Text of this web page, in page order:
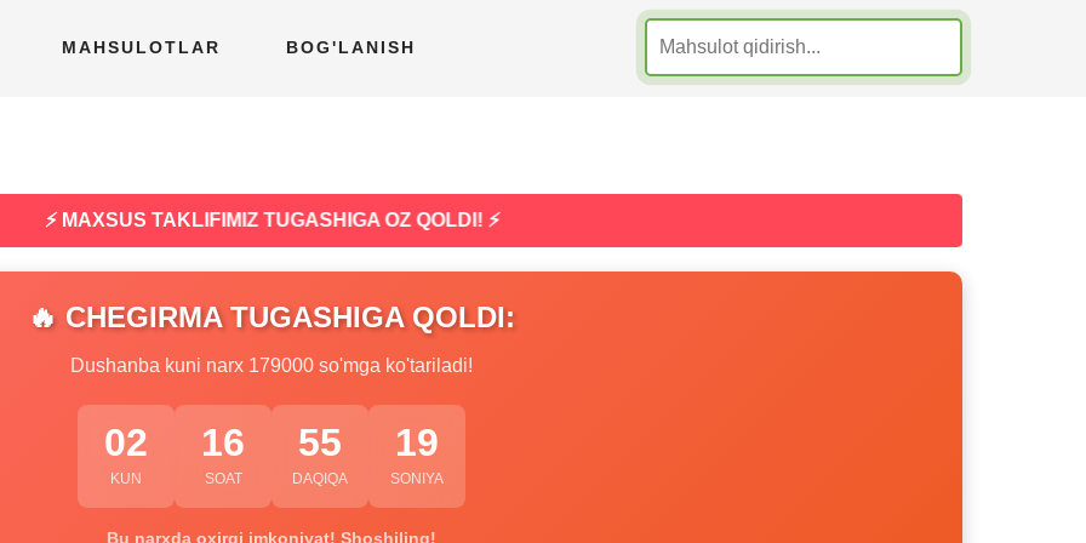
MAHSULOTLAR BOG'LANISH
⚡ MAXSUS TAKLIFIMIZ TUGASHIGA OZ QOLDI! ⚡
🔥 CHEGIRMA TUGASHIGA QOLDI:
Dushanba kuni narx 179000 so'mga ko'tariladi!
02
KUN
16
SOAT
55
DAQIQA
18
SONIYA
Bu narxda oxirgi imkoniyat! Shoshiling!